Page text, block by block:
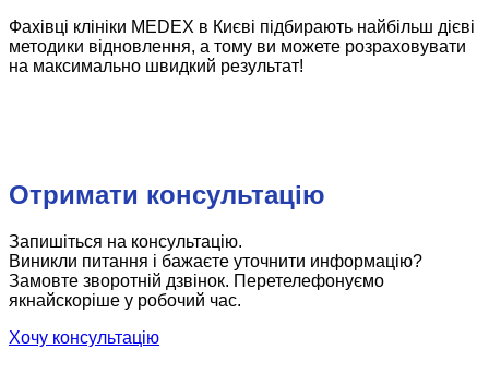
Фахівці клініки MEDEX в Києві підбирають найбільш дієві
методики відновлення, а тому ви можете розраховувати
на максимально швидкий результат!
Отримати консультацію
Запишіться на консультацію.
Виникли питання і бажаєте уточнити информацію?
Замовте зворотній дзвінок. Перетелефонуємо
якнайскоріше у робочий час.
Хочу консультацію